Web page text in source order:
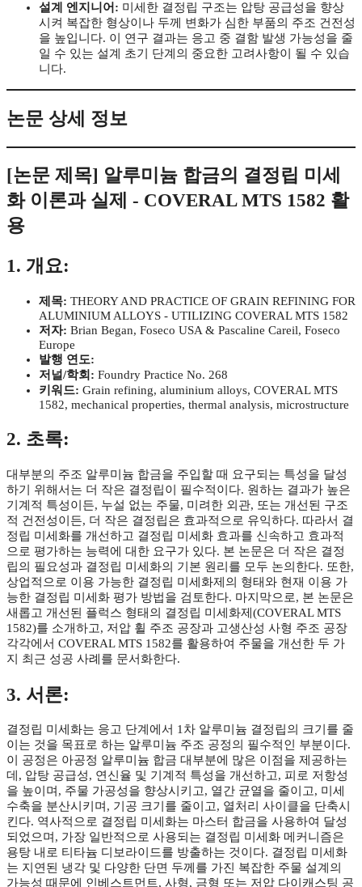
설계 엔지니어: 미세한 결정립 구조는 압탕 공급성을 향상
시켜 복잡한 형상이나 두께 변화가 심한 부품의 주조 건전성
을 높입니다. 이 연구 결과는 응고 중 결함 발생 가능성을 줄
일 수 있는 설계 초기 단계의 중요한 고려사항이 될 수 있습
니다.
논문 상세 정보
[논문 제목] 알루미늄 합금의 결정립 미세
화 이론과 실제 - COVERAL MTS 1582 활
용
1. 개요:
제목: THEORY AND PRACTICE OF GRAIN REFINING FOR
ALUMINIUM ALLOYS - UTILIZING COVERAL MTS 1582
저자: Brian Began, Foseco USA & Pascaline Careil, Foseco
Europe
발행 연도:
저널/학회: Foundry Practice No. 268
키워드: Grain refining, aluminium alloys, COVERAL MTS
1582, mechanical properties, thermal analysis, microstructure
2. 초록:
대부분의 주조 알루미늄 합금을 주입할 때 요구되는 특성을 달성
하기 위해서는 더 작은 결정립이 필수적이다. 원하는 결과가 높은
기계적 특성이든, 누설 없는 주물, 미려한 외관, 또는 개선된 구조
적 건전성이든, 더 작은 결정립은 효과적으로 유익하다. 따라서 결
정립 미세화를 개선하고 결정립 미세화 효과를 신속하고 효과적
으로 평가하는 능력에 대한 요구가 있다. 본 논문은 더 작은 결정
립의 필요성과 결정립 미세화의 기본 원리를 모두 논의한다. 또한,
상업적으로 이용 가능한 결정립 미세화제의 형태와 현재 이용 가
능한 결정립 미세화 평가 방법을 검토한다. 마지막으로, 본 논문은
새롭고 개선된 플럭스 형태의 결정립 미세화제(COVERAL MTS
1582)를 소개하고, 저압 휠 주조 공장과 고생산성 사형 주조 공장
각각에서 COVERAL MTS 1582를 활용하여 주물을 개선한 두 가
지 최근 성공 사례를 문서화한다.
3. 서론:
결정립 미세화는 응고 단계에서 1차 알루미늄 결정립의 크기를 줄
이는 것을 목표로 하는 알루미늄 주조 공정의 필수적인 부분이다.
이 공정은 아공정 알루미늄 합금 대부분에 많은 이점을 제공하는
데, 압탕 공급성, 연신율 및 기계적 특성을 개선하고, 피로 저항성
을 높이며, 주물 가공성을 향상시키고, 열간 균열을 줄이고, 미세
수축을 분산시키며, 기공 크기를 줄이고, 열처리 사이클을 단축시
킨다. 역사적으로 결정립 미세화는 마스터 합금을 사용하여 달성
되었으며, 가장 일반적으로 사용되는 결정립 미세화 메커니즘은
용탕 내로 티타늄 디보라이드를 방출하는 것이다. 결정립 미세화
는 지연된 냉각 및 다양한 단면 두께를 가진 복잡한 주물 설계의
가능성 때문에 인베스트먼트, 사형, 금형 또는 저압 다이캐스팅 공